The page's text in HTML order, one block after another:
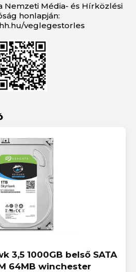
Nemzeti Média- és Hírközlési
honlapján:
veglegestorles
3,5 1000GB belső SATA
64MB winchester